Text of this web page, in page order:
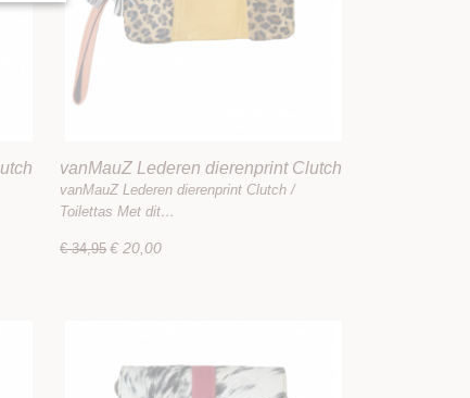
vanMauZ Lederen dierenprint Clutch
/ Toilettas
vanMauZ Lederen dierenprint Clutch /
Toilettas Met dit…
€ 34,95 € 20,00